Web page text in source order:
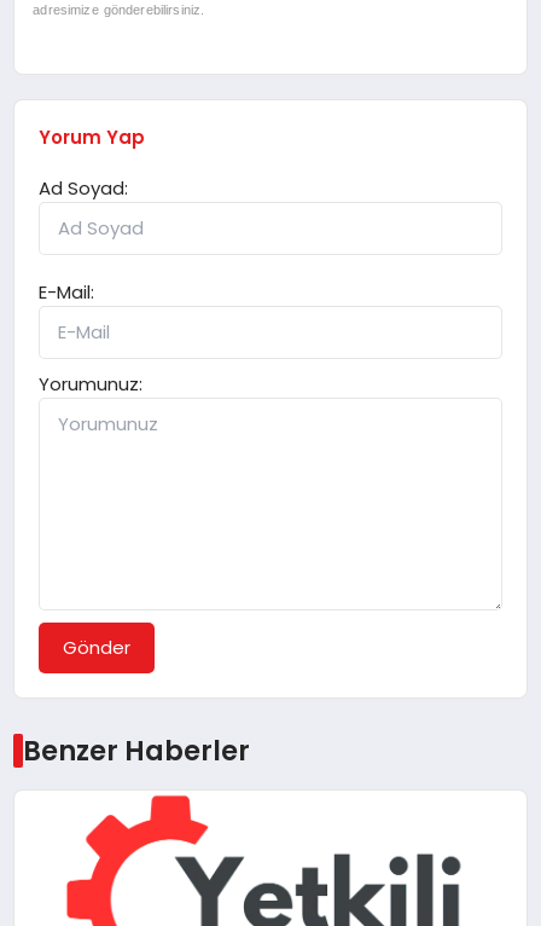
adresimize gönderebilirsiniz.
Yorum Yap
Ad Soyad:
E-Mail:
Yorumunuz:
Gönder
Benzer Haberler